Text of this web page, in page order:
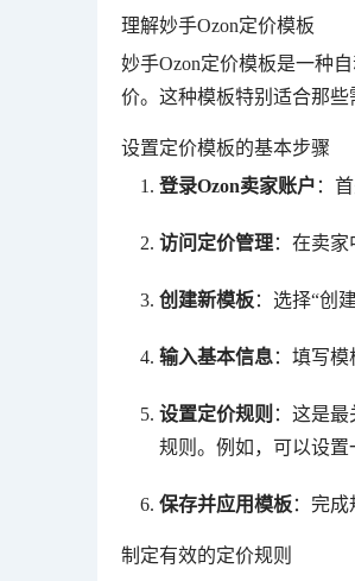
理解妙手Ozon定价模板
妙手Ozon定价模板是一种
价。这种模板特别适合那些
设置定价模板的基本步骤
登录Ozon卖家账户 ：
访问定价管理：在卖家
创建新模板：选择“创
输入基本信息：填写
设置定价规则 ：这是
规则。例如，可以设置
保存并应用模板：完
制定有效的定价规则